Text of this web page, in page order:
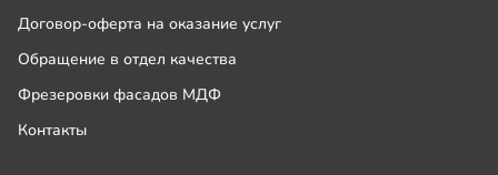
Договор-оферта на оказание услуг
Обращение в отдел качества
Фрезеровки фасадов МДФ
Контакты